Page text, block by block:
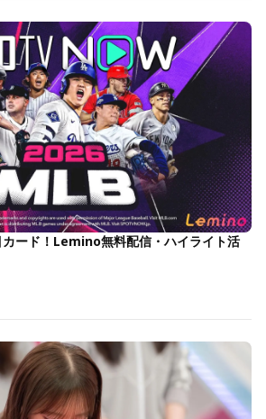
ード！Lemino無料配信・ハイライト活